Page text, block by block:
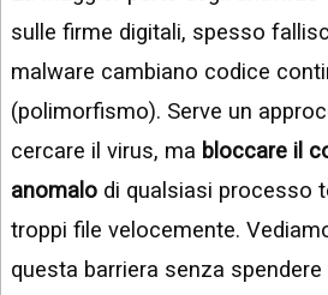
sulle firme digitali, spesso
malware cambiano codice
(polimorfismo). Serve un
cercare il virus, ma bloccare il
anomalo di qualsiasi processo
troppi file velocemente.
questa barriera senza